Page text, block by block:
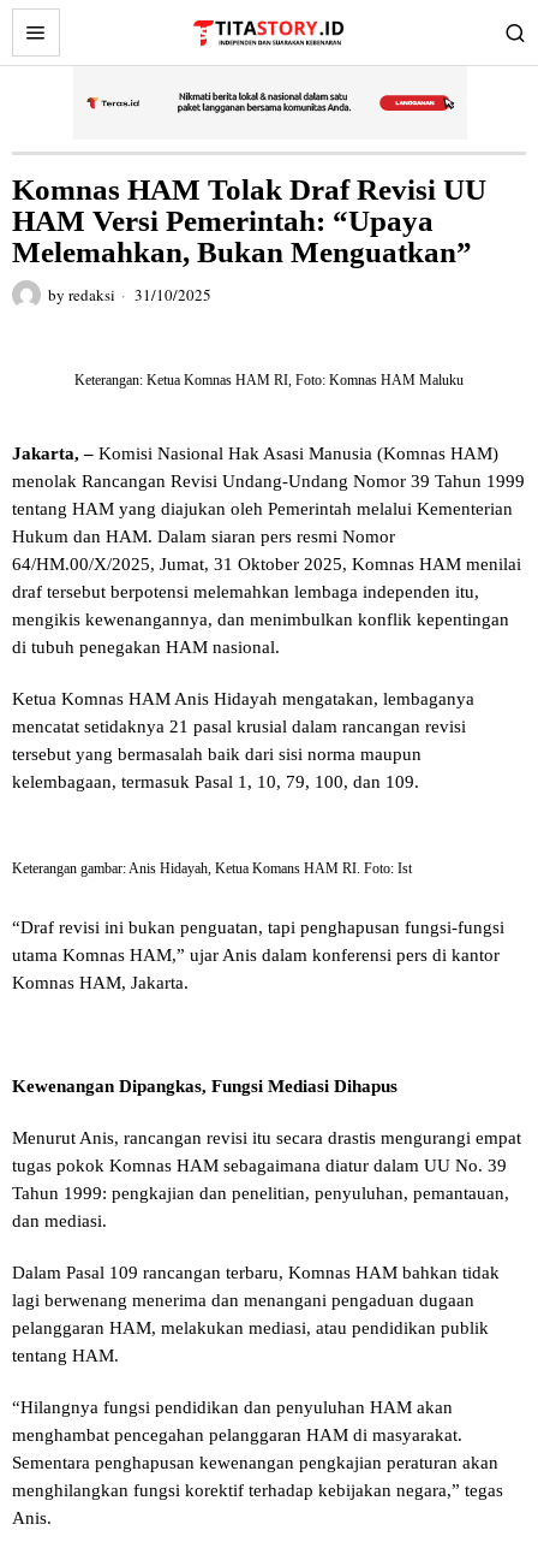
Komnas HAM Tolak Draf Revisi UU
HAM Versi Pemerintah: “Upaya
Melemahkan, Bukan Menguatkan”
by redaksi 31/10/2025
Keterangan: Ketua Komnas HAM RI, Foto: Komnas HAM Maluku
Jakarta, – Komisi Nasional Hak Asasi Manusia (Komnas HAM)
menolak Rancangan Revisi Undang-Undang Nomor 39 Tahun 1999
tentang HAM yang diajukan oleh Pemerintah melalui Kementerian
Hukum dan HAM. Dalam siaran pers resmi Nomor
64/HM.00/X/2025, Jumat, 31 Oktober 2025, Komnas HAM menilai
draf tersebut berpotensi melemahkan lembaga independen itu,
mengikis kewenangannya, dan menimbulkan konflik kepentingan
di tubuh penegakan HAM nasional.
Ketua Komnas HAM Anis Hidayah mengatakan, lembaganya
mencatat setidaknya 21 pasal krusial dalam rancangan revisi
tersebut yang bermasalah baik dari sisi norma maupun
kelembagaan, termasuk Pasal 1, 10, 79, 100, dan 109.
Keterangan gambar: Anis Hidayah, Ketua Komans HAM RI. Foto: Ist
“Draf revisi ini bukan penguatan, tapi penghapusan fungsi-fungsi
utama Komnas HAM,” ujar Anis dalam konferensi pers di kantor
Komnas HAM, Jakarta.
Kewenangan Dipangkas, Fungsi Mediasi Dihapus
Menurut Anis, rancangan revisi itu secara drastis mengurangi empat
tugas pokok Komnas HAM sebagaimana diatur dalam UU No. 39
Tahun 1999: pengkajian dan penelitian, penyuluhan, pemantauan,
dan mediasi.
Dalam Pasal 109 rancangan terbaru, Komnas HAM bahkan tidak
lagi berwenang menerima dan menangani pengaduan dugaan
pelanggaran HAM, melakukan mediasi, atau pendidikan publik
tentang HAM.
“Hilangnya fungsi pendidikan dan penyuluhan HAM akan
menghambat pencegahan pelanggaran HAM di masyarakat.
Sementara penghapusan kewenangan pengkajian peraturan akan
menghilangkan fungsi korektif terhadap kebijakan negara,” tegas
Anis.